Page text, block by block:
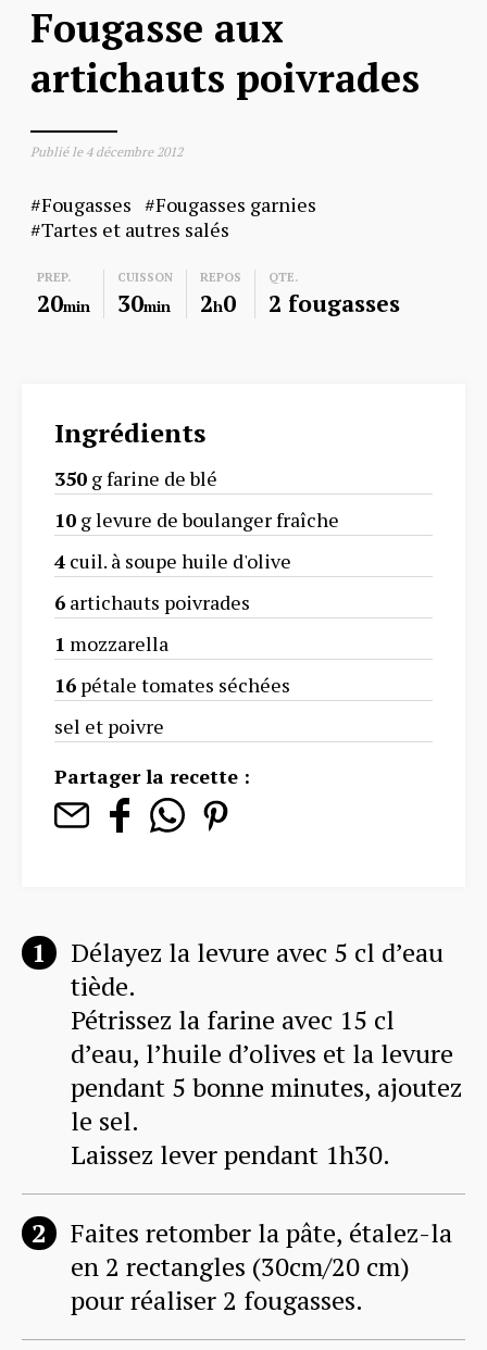
Fougasse aux
artichauts poivrades
Publié le 4 décembre 2012
Fougasses
Fougasses garnies
Tartes et autres salés
PREP.
20min
CUISSON
30min
REPOS
2h0
QTE.
2 fougasses
Ingrédients
350 g farine de blé
10 g levure de boulanger fraîche
4 cuil. à soupe huile d'olive
6 artichauts poivrades
1 mozzarella
16 pétale tomates séchées
sel et poivre
Partager la recette :
Délayez la levure avec 5 cl d’eau
tiède.
Pétrissez la farine avec 15 cl
d’eau, l’huile d’olives et la levure
pendant 5 bonne minutes, ajoutez
le sel.
Laissez lever pendant 1h30.
Faites retomber la pâte, étalez-la
en 2 rectangles (30cm/20 cm)
pour réaliser 2 fougasses.